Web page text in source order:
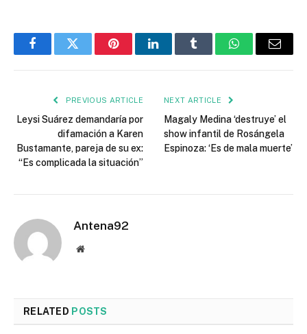
FacebookTwitter PinterestLinkedInTumblr WhatsAppEmail
PREVIOUS ARTICLE
Leysi Suárez demandaría por
difamación a Karen
Bustamante, pareja de su ex:
“Es complicada la situación”
NEXT ARTICLE
Magaly Medina ‘destruye’ el
show infantil de Rosángela
Espinoza: ‘Es de mala muerte’
Antena92
Website
RELATED POSTS